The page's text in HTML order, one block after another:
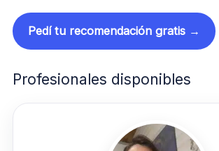
Pedí tu recomendación gratis →
Profesionales disponibles